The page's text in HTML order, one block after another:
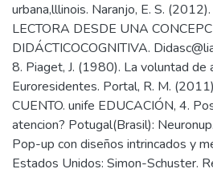
urbana,lllinois. Naranjo, E. S.
LECTORA DESDE UNA
DIDÁCTICOCOGNITIVA.
8. Piaget, J. (1980). La voluntad de
Euroresidentes. Portal, R. M.
CUENTO. unife EDUCACIÓN, 4.
atencion? Potugal(Brasil):
Рop-up con diseños intrincados y
Estados Unidos: Simon-Schuster.